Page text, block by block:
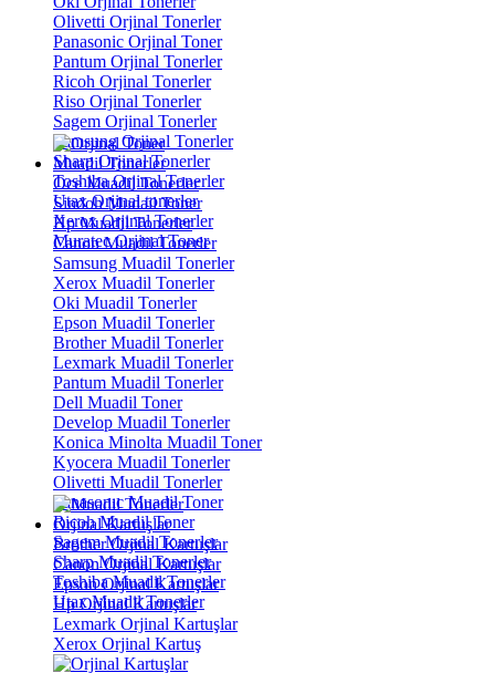
Olivetti Orjinal Tonerler
Panasonic Orjinal Toner
Pantum Orjinal Tonerler
Ricoh Orjinal Tonerler
Riso Orjinal Tonerler
Sagem Orjinal Tonerler
Samsung Orjinal Tonerler
Sharp Orjinal Tonerler
Toshiba Orjinal Tonerler
Utax Orjinal tonerler
Xerox Orjinal Tonerler
Muratec Orjinal Toner
Muadil Tonerler
Oce Muadil Tonerler
Sindoh Mudail Toner
Hp Muadil Tonerler
Canon Muadil Tonerler
Samsung Muadil Tonerler
Xerox Muadil Tonerler
Oki Muadil Tonerler
Epson Muadil Tonerler
Brother Muadil Tonerler
Lexmark Muadil Tonerler
Pantum Muadil Tonerler
Dell Muadil Toner
Develop Muadil Tonerler
Konica Minolta Muadil Toner
Kyocera Muadil Tonerler
Olivetti Muadil Tonerler
Panasonıc Muadil Toner
Ricoh Muadil Toner
Sagem Muadil Tonerler
Sharp Muadil Tonerler
Toshiba Muadil Tonerler
Utax Muadil Tonerler
Orjinal Kartuşlar
Brother Orjinal Kartuşlar
Canon Orjinal Kartuşlar
Epson Orjinal Kartuşlar
Hp Orjinal Kartuşlar
Lexmark Orjinal Kartuşlar
Xerox Orjinal Kartuş